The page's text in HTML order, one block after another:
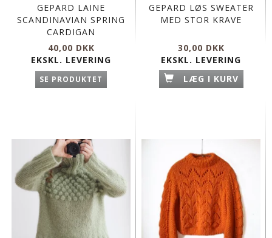
GEPARD LAINE
SCANDINAVIAN SPRING
CARDIGAN
40,00 DKK
EKSKL. LEVERING
SE PRODUKTET
GEPARD LØS SWEATER
MED STOR KRAVE
30,00 DKK
EKSKL. LEVERING
LÆG I KURV